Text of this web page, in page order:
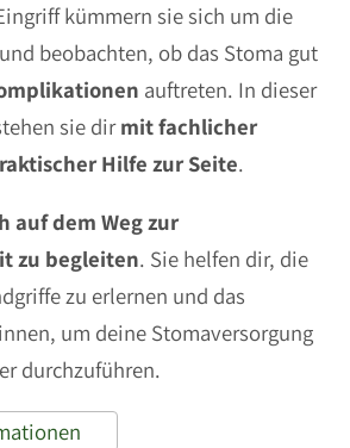
kümmern sie sich um die
beobachten, ob das Stoma gut
auftreten. In dieser
sie dirmit fachlicher
Hilfe zur Seite.
auf dem Weg zur
zu begleiten. Sie helfen dir, die
zu erlernen und das
um deine Stomaversorgung
durchzuführen.